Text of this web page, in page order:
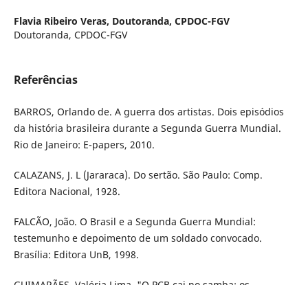
Flavia Ribeiro Veras, Doutoranda, CPDOC-FGV
Doutoranda, CPDOC-FGV
Referências
BARROS, Orlando de. A guerra dos artistas. Dois episódios
da história brasileira durante a Segunda Guerra Mundial.
Rio de Janeiro: E-papers, 2010.
CALAZANS, J. L (Jararaca). Do sertão. São Paulo: Comp.
Editora Nacional, 1928.
FALCÃO, João. O Brasil e a Segunda Guerra Mundial:
testemunho e depoimento de um soldado convocado.
Brasília: Editora UnB, 1998.